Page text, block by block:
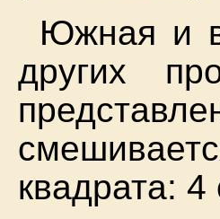
Южная и
других
квадрата: